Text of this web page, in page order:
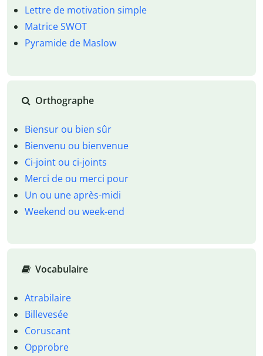
Lettre de motivation simple
Matrice SWOT
Pyramide de Maslow
Orthographe
Biensur ou bien sûr
Bienvenu ou bienvenue
Ci-joint ou ci-joints
Merci de ou merci pour
Un ou une après-midi
Weekend ou week-end
Vocabulaire
Atrabilaire
Billevesée
Coruscant
Opprobre